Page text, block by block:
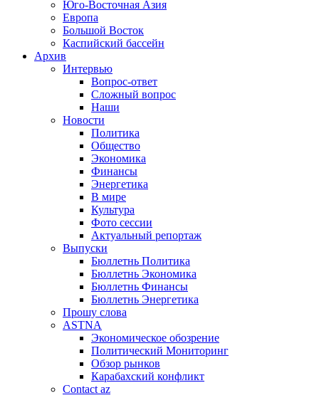
Юго-Восточная Азия
Европа
Большой Восток
Каспийский бассейн
Архив
Интервью
Вопрос-ответ
Сложный вопрос
Наши
Новости
Политика
Общество
Экономика
Финансы
Энергетика
В мире
Культура
Фото сессии
Актуальный репортаж
Выпуски
Бюллетнь Политика
Бюллетнь Экономика
Бюллетнь Финансы
Бюллетнь Энергетика
Прошу слова
ASTNA
Экономическое обозрение
Политический Мониторинг
Обзор рынков
Карабахский конфликт
Contact az